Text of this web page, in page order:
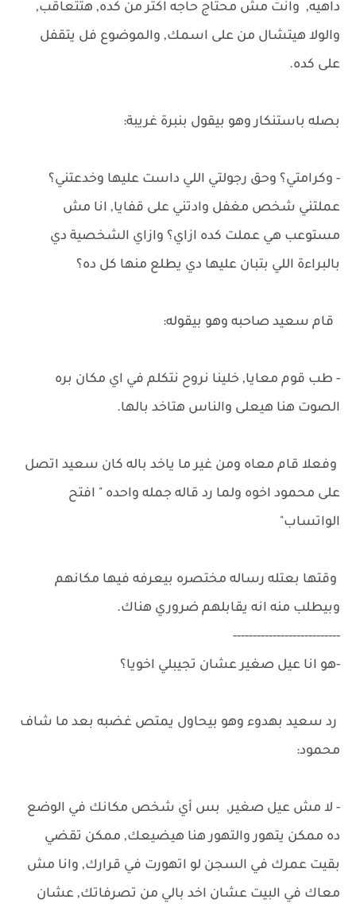
داهيه, وانتَ مش محتاج حاجه اكتر من كده, هتتعاقب,
والولا هيتشال من على اسمك, والموضوع فل يتقفل
على كده.
بصله باستنكار وهو بيقول بنبرة غريبة:
- وكرامتي؟ وحق رجولتي اللي داست عليها وخدعتني؟
عملتني شخص مغفل وادتني على قفايا, انا مش
مستوعب هي عملت كده ازاي؟ وازاي الشخصية دي
بالبراءة اللي بتبان عليها دي يطلع منها كل ده؟
قام سعيد صاحبه وهو بيقوله:
- طب قوم معايا, خلينا نروح نتكلم في اي مكان بره
الصوت هنا هيعلى والناس هتاخد بالها.
وفعلا قام معاه ومن غير ما ياخد باله كان سعيد اتصل
على محمود اخوه ولما رد قاله جمله واحده " افتح
الواتساب"
وقتها بعتله رساله مختصره بيعرفه فيها مكانهم
وبيطلب منه انه يقابلهم ضروري هناك.
---------------------------
-هو انا عيل صغير عشان تجيبلي اخويا؟
رد سعيد بهدوء وهو بيحاول يمتص غضبه بعد ما شاف
محمود:
- لا مش عيل صغير, بس أي شخص مكانك في الوضع
ده ممكن يتهور والتهور هنا هيضيعك, ممكن تقضي
بقيت عمرك في السجن لو اتهورت في قرارك, وانا مش
معاك في البيت عشان اخد بالي من تصرفاتك, عشان